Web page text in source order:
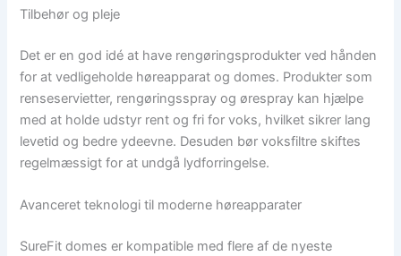
Tilbehør og pleje
Det er en god idé at have rengøringsprodukter ved hånden
for at vedligeholde høreapparat og domes. Produkter som
renseservietter, rengøringsspray og ørespray kan hjælpe
med at holde udstyr rent og fri for voks, hvilket sikrer lang
levetid og bedre ydeevne. Desuden bør voksfiltre skiftes
regelmæssigt for at undgå lydforringelse.
Avanceret teknologi til moderne høreapparater
SureFit domes er kompatible med flere af de nyeste